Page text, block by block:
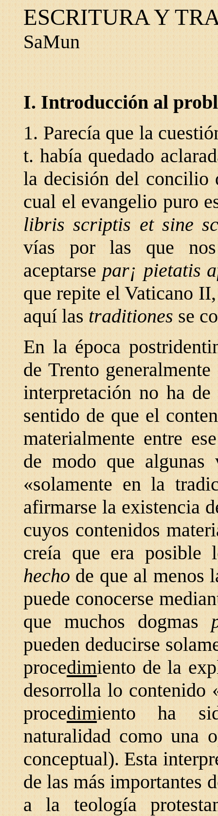
ESCRITURA Y
SaMun
I. Introducción al
1. Parecía que la
t. había quedado
la decisión del concilio
cual el evangelio puro
libris scriptis et sine
vías por las que
aceptarsepar¡ pietatis
que repite el Vaticano
aquí lastraditionesse
En la época
de Trento
interpretación no ha
sentido de que el
materialmente entre
de modo que algunas
«solamente en la
afirmarse la existencia
cuyos contenidos
creía que era posible
hechode que al menos
puede conocerse
que muchos dogmas
pueden deducirse
procedimiento de la
desorrolla lo contenido
procedimiento ha
naturalidad como una
conceptual). Esta
de las más importantes
a la teología